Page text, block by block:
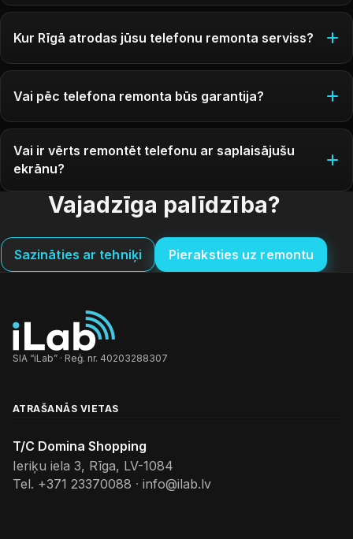
Kur Rīgā atrodas jūsu telefonu remonta serviss?
Vai pēc telefona remonta būs garantija?
Vai ir vērts remontēt telefonu ar saplaisājušu
ekrānu?
Vajadzīga palīdzība?
Sazināties ar tehniķi Pieraksties uz remontu
SIA “iLab” · Reģ. nr. 40203288307
ATRAŠANĀS VIETAS
T/C Domina Shopping
Ieriķu iela 3, Rīga, LV-1084
Tel. +371 23370088 · info@ilab.lv